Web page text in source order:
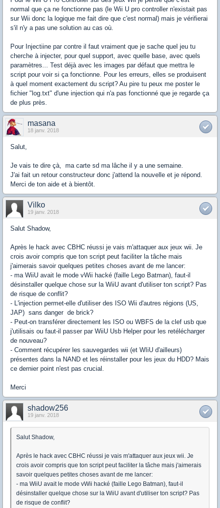
normal que ça ne fonctionne pas (le Wii U pro controller n'existait pas
sur Wii donc la logique me fait dire que c'est normal) mais je vérifierai
s'il n'y a pas une solution au cas où.
Pour Injectiine par contre il faut vraiment que je sache quel jeu tu
cherche à injecter, pour quel support, avec quelle base, avec quels
paramètres... Test déjà avec les images par défaut que mettra le
script pour voir si ça fonctionne. Pour les erreurs, elles se produisent
à quel moment exactement du script? Au pire tu peux me poster le
fichier "log.txt" d'une injection qui n'a pas fonctionné que je regarde ça
de plus près.
masana
18 janv. 2018
Salut,
Je vais te dire çà, ma carte sd ma lâche il y a une semaine.
J'ai fait un retour constructeur donc j'attend la nouvelle et je répond.
Merci de ton aide et à bientôt.
Vilko
19 janv. 2018
Salut Shadow,
Après le hack avec CBHC réussi je vais m'attaquer aux jeux wii. Je
crois avoir compris que ton script peut faciliter la tâche mais
j'aimerais savoir quelques petites choses avant de me lancer:
- ma WiiU avait le mode vWii hacké (faille Lego Batman), faut-il
désinstaller quelque chose sur la WiiU avant d'utiliser ton script? Pas
de risque de conflit?
- L'injection permet-elle d'utiliser des ISO Wii d'autres régions (US,
JAP) sans danger de brick?
- Peut-on transférer directement les ISO ou WBFS de la clef usb que
j'utilisais ou faut-il passer par WiiU Usb Helper pour les retélécharger
de nouveau?
- Comment récupérer les sauvegardes wii (et WIiU d'ailleurs)
présentes dans la NAND et les réinstaller pour les jeux du HDD? Mais
ce dernier point n'est pas crucial.
Merci
shadow256
19 janv. 2018
Salut Shadow,
Après le hack avec CBHC réussi je vais m'attaquer aux jeux wii. Je
crois avoir compris que ton script peut faciliter la tâche mais j'aimerais
savoir quelques petites choses avant de me lancer:
- ma WiiU avait le mode vWii hacké (faille Lego Batman), faut-il
désinstaller quelque chose sur la WiiU avant d'utiliser ton script? Pas
de risque de conflit?